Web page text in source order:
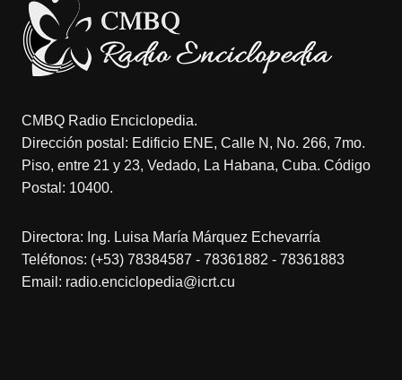
CMBQ Radio Enciclopedia.
Dirección postal: Edificio ENE, Calle N, No. 266, 7mo.
Piso, entre 21 y 23, Vedado, La Habana, Cuba. Código
Postal: 10400.
Directora: Ing. Luisa María Márquez Echevarría
Teléfonos: (+53) 78384587 - 78361882 - 78361883
Email: radio.enciclopedia@icrt.cu